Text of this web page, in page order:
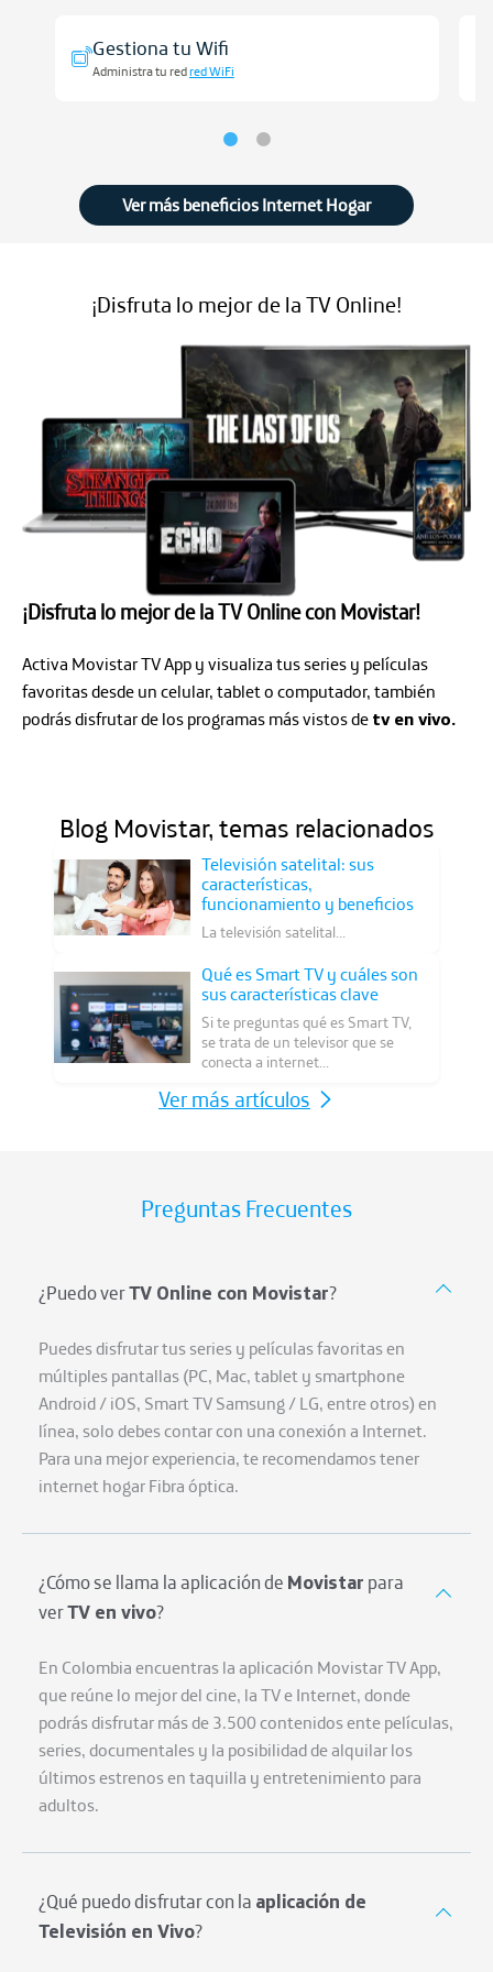
Gestiona tu Wifi
Administra tu redred WiFi
Ver más beneficios Internet Hogar
¡Disfruta lo mejor de la TV Online con Movistar!
Activa Movistar TV App y visualiza tus series y películas
favoritas desde un celular, tablet o computador, también
podrás disfrutar de los programas más vistos de tv en vivo.
¡Disfruta lo mejor de la TV Online!
Blog Movistar, temas relacionados
Televisión satelital: sus
características,
funcionamiento y beneficios
La televisión satelital...
Qué es Smart TV y cuáles son
sus características clave
Si te preguntas qué es Smart TV,
se trata de un televisor que se
conecta a internet...
Ver más artículos
Preguntas Frecuentes
¿Puedo verTV Online con Movistar?
Puedes disfrutar tus series y películas favoritas en
múltiples pantallas (PC, Mac, tablet y smartphone
Android / iOS, Smart TV Samsung / LG, entre otros) en
línea, solo debes contar con una conexión a Internet.
Para una mejor experiencia, te recomendamos tener
internet hogar Fibra óptica.
¿Cómo se llama la aplicación de Movistar para
verTV en vivo?
En Colombia encuentras la aplicación Movistar TV App,
que reúne lo mejor del cine, la TV e Internet, donde
podrás disfrutar más de 3.500 contenidos ente películas,
series, documentales y la posibilidad de alquilar los
últimos estrenos en taquilla y entretenimiento para
adultos.
¿Qué puedo disfrutar con la aplicación de
Televisión en Vivo?